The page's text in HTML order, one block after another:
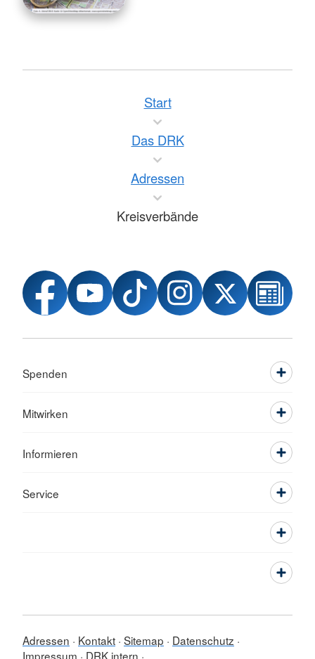
Start
Das DRK
Adressen
Kreisverbände
Spenden
Mitwirken
Informieren
Service
Adressen Kontakt Sitemap
Datenschutz
Impressum
DRK intern